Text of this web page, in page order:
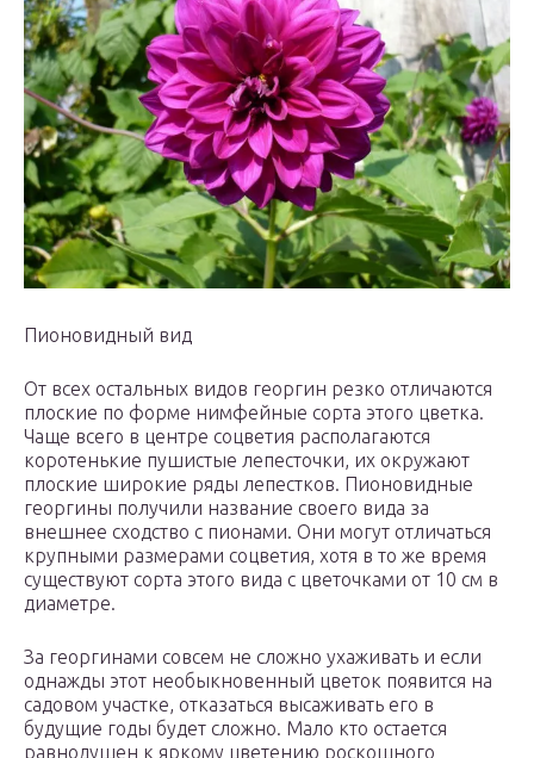
Пионовидный вид
От всех остальных видов георгин резко отличаются
плоские по форме нимфейные сорта этого цветка.
Чаще всего в центре соцветия располагаются
коротенькие пушистые лепесточки, их окружают
плоские широкие ряды лепестков. Пионовидные
георгины получили название своего вида за
внешнее сходство с пионами. Они могут отличаться
крупными размерами соцветия, хотя в то же время
существуют сорта этого вида с цветочками от 10 см в
диаметре.
За георгинами совсем не сложно ухаживать и если
однажды этот необыкновенный цветок появится на
садовом участке, отказаться высаживать его в
будущие годы будет сложно. Мало кто остается
равнодушен к яркому цветению роскошного